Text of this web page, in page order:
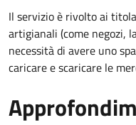
Il servizio è rivolto ai
artigianali (come negozi,
necessità di avere uno
caricare e scaricare le